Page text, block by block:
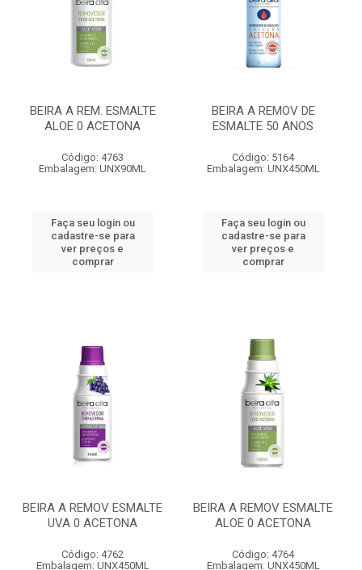
BEIRA A REM. ESMALTE
ALOE 0 ACETONA
Código: 4763
Embalagem: UNX90ML
Faça seu login ou
cadastre-se para
ver preços e
comprar
BEIRA A REMOV DE
ESMALTE 50 ANOS
Código: 5164
Embalagem: UNX450ML
Faça seu login ou
cadastre-se para
ver preços e
comprar
BEIRA A REMOV ESMALTE
UVA 0 ACETONA
Código: 4762
Embalagem: UNX450ML
BEIRA A REMOV ESMALTE
ALOE 0 ACETONA
Código: 4764
Embalagem: UNX450ML